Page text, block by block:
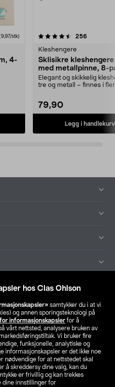
hos Clas Ohlson
samtykker du i at vi
og annen sporingsteknologi på
informasjonskapsler for å
vårt nettsted, analysere bruken av
Vi bruker fire
funksjonelle, analytiske og
informasjonskapsler er det ikke noe
nødvendige for at nettstedet skal
å skreddersy dine valg, kan du
er frivillig og kan trekkes
dine innstillinger for
(9,97/stk)
4-
256
Kleshengere
Sklisikre
med metallpinne, 8-
Elegant og skikkelig
tre og metall – finnes i
79,90
Legg i handlekurv
4.5av 5 stjerner
din butikk
NO FI